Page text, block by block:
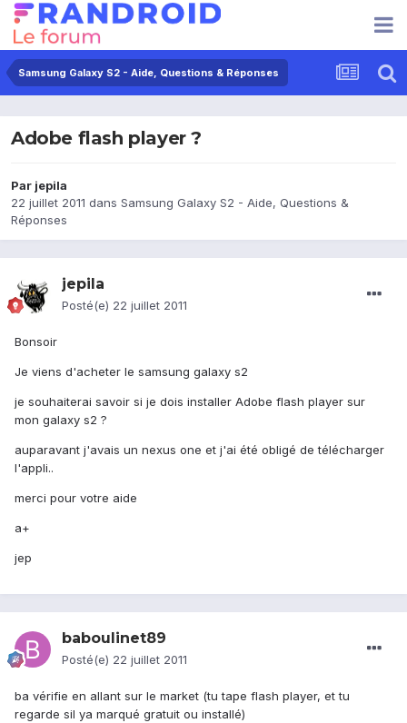
Samsung Galaxy S2 - Aide, Questions & Réponses
Adobe flash player ?
Par jepila
22 juillet 2011 dans Samsung Galaxy S2 - Aide, Questions &
Réponses
jepila
Posté(e) 22 juillet 2011
Bonsoir
Je viens d'acheter le samsung galaxy s2
je souhaiterai savoir si je dois installer Adobe flash player sur
mon galaxy s2 ?
auparavant j'avais un nexus one et j'ai été obligé de télécharger
l'appli..
merci pour votre aide
a+
jep
baboulinet89
Posté(e) 22 juillet 2011
ba vérifie en allant sur le market (tu tape flash player, et tu
regarde sil ya marqué gratuit ou installé)